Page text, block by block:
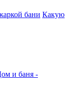
бани Какую
и баня -